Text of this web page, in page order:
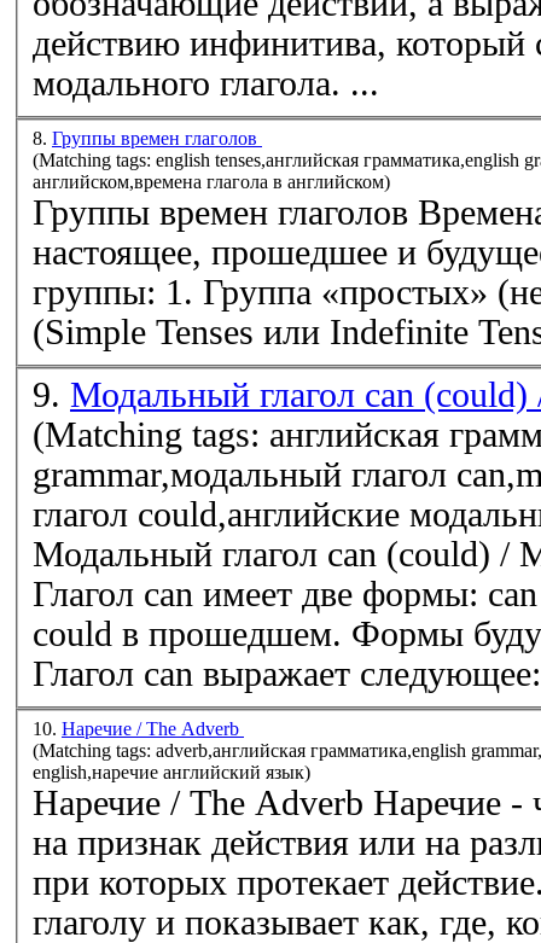
действию инфинитива, который
модального глагола. ...
8. Группы времен глаголов
(Matching tags: english tenses,английская грамматика,english
английском,времена глагола в английском)
Группы времен глаголов
настоящее, прошедшее и
группы: 1. Группа «простых»
(Simple Tenses или Indefinite
9. Модальный глагол can
(Matching tags: английская
grammar,модальный глагол
глагол could,английские
Модальный глагол can (could) /
Глагол can имеет две формы:
could в прошедшем. Формы
Глагол can выражает
10. Наречие / The Adverb
(Matching tags: adverb,английская грамматика,english
english,наречие английский язык)
Наречие / The Adverb Наречие -
на признак действия или на
при которых протекает
глаголу и показывает как, где,